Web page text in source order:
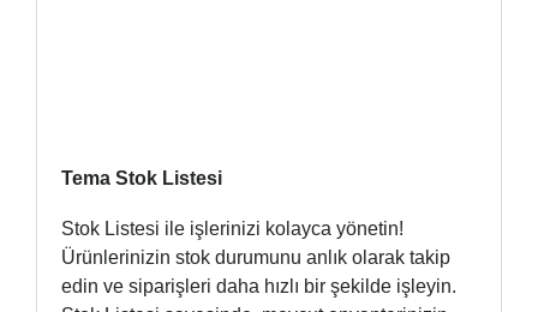
Tema Stok Listesi
Stok Listesi ile işlerinizi kolayca yönetin!
Ürünlerinizin stok durumunu anlık olarak takip
edin ve siparişleri daha hızlı bir şekilde işleyin.